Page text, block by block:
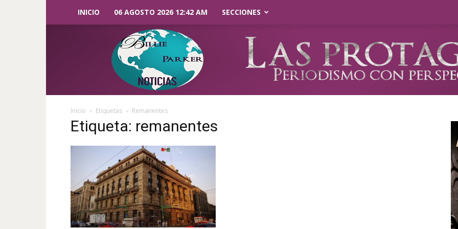
INICIO 06 AGOSTO 2026 12:42 AM SECCIONES
Parker
Noticias
Inicio Etiquetas Remanentes
Etiqueta: remanentes